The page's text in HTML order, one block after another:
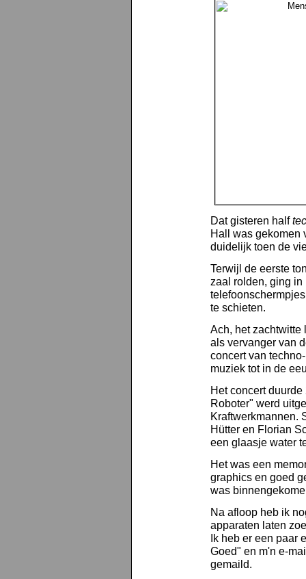
Dat gisteren half
Hall was gekomen
duidelijk toen de
Terwijl de eerste
zaal rolden, ging
te schieten.
Ach, het zachtwitte
als vervanger van
concert van
muziek tot in de
Het concert
Roboter" werd
Kraftwerkmannen.
Hütter en Florian
een glaasje water
Het was een
graphics en goed
was
Na afloop heb ik
apparaten laten
Ik heb er een paar
Goed" en m'n e-
gemaild.